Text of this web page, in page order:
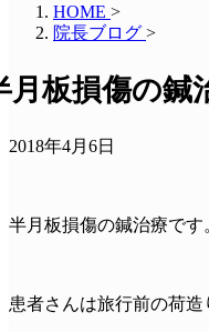
HOME >
院長ブログ >
月板損傷の鍼
2018年4月6日
半月板損傷の鍼治療です
患者さんは旅行前の荷